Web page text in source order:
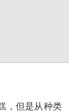
，但是从种类